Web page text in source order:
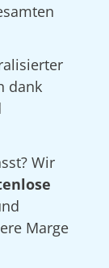
dank
Wir
Marge